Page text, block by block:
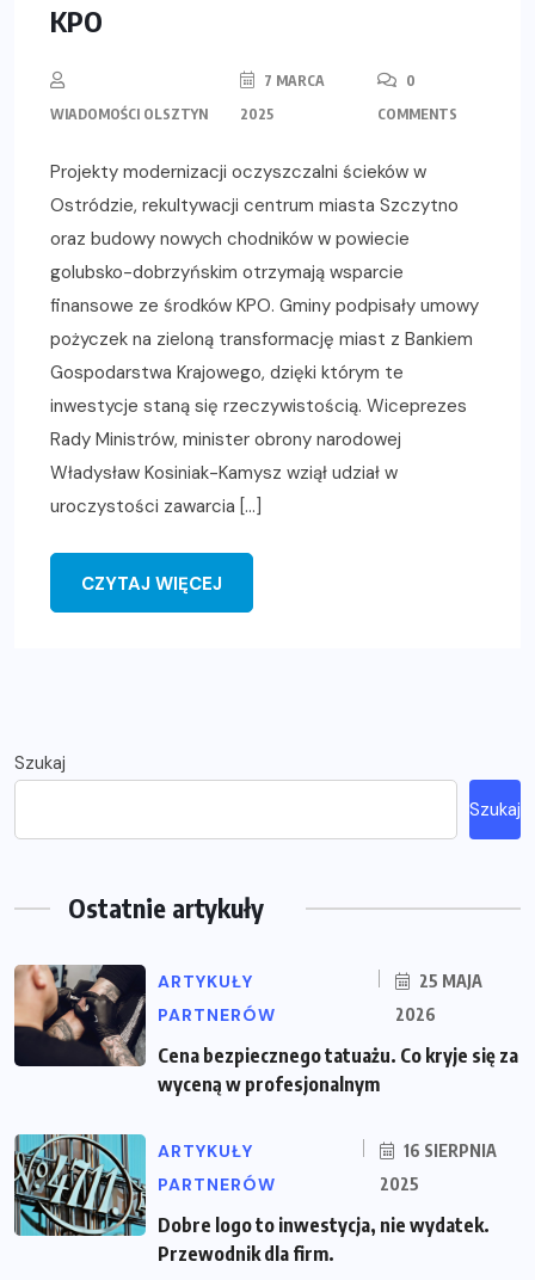
KPO
WIADOMOŚCI OLSZTYN
7 MARCA
2025
0
COMMENTS
Projekty modernizacji oczyszczalni ścieków w
Ostródzie, rekultywacji centrum miasta Szczytno
oraz budowy nowych chodników w powiecie
golubsko-dobrzyńskim otrzymają wsparcie
finansowe ze środków KPO. Gminy podpisały umowy
pożyczek na zieloną transformację miast z Bankiem
Gospodarstwa Krajowego, dzięki którym te
inwestycje staną się rzeczywistością. Wiceprezes
Rady Ministrów, minister obrony narodowej
Władysław Kosiniak-Kamysz wziął udział w
uroczystości zawarcia […]
CZYTAJ WIĘCEJ
Szukaj
Szukaj
Ostatnie artykuły
ARTYKUŁY
PARTNERÓW
25 MAJA
2026
Cena bezpiecznego tatuażu. Co kryje się za
wyceną w profesjonalnym
ARTYKUŁY
PARTNERÓW
16 SIERPNIA
2025
Dobre logo to inwestycja, nie wydatek.
Przewodnik dla firm.